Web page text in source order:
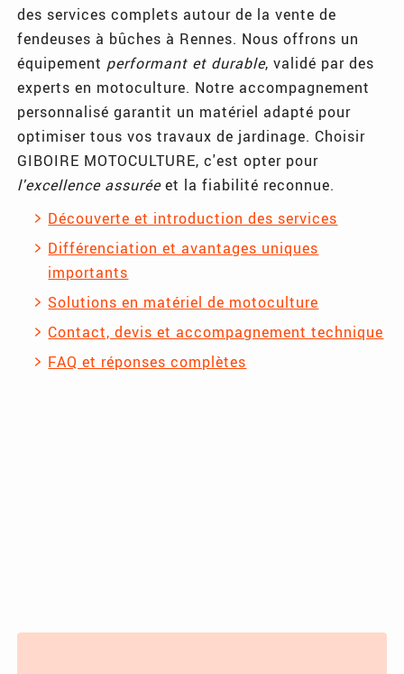
des services complets autour de la vente de
fendeuses à bûches à Rennes. Nous offrons un
équipement performant et durable, validé par des
experts en motoculture. Notre accompagnement
personnalisé garantit un matériel adapté pour
optimiser tous vos travaux de jardinage. Choisir
GIBOIRE MOTOCULTURE, c'est opter pour
l'excellence assuréeet la fiabilité reconnue.
Découverte et introduction des services
Différenciation et avantages uniques
importants
Solutions en matériel de motoculture
Contact, devis et accompagnement technique
FAQ et réponses complètes